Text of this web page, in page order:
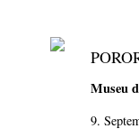
Museu
9.